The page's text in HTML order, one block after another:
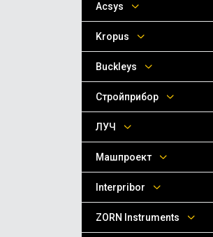
Acsys
Kropus
Buckleys
Стройприбор
ЛУЧ
Машпроект
Interpribor
ZORN Instruments